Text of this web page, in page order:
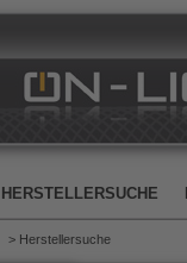
HERSTELLERSUCHE
> Herstellersuche